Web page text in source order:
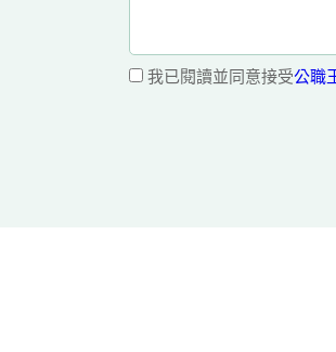
我已閱讀並同意接受公職